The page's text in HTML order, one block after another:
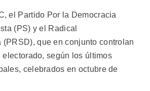
el Partido Por la Democracia
(PS) y el Radical
(PRSD), que en conjunto controlan
electorado, según los últimos
celebrados en octubre de